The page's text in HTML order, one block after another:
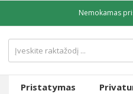
Nemokamas
Pristatymas